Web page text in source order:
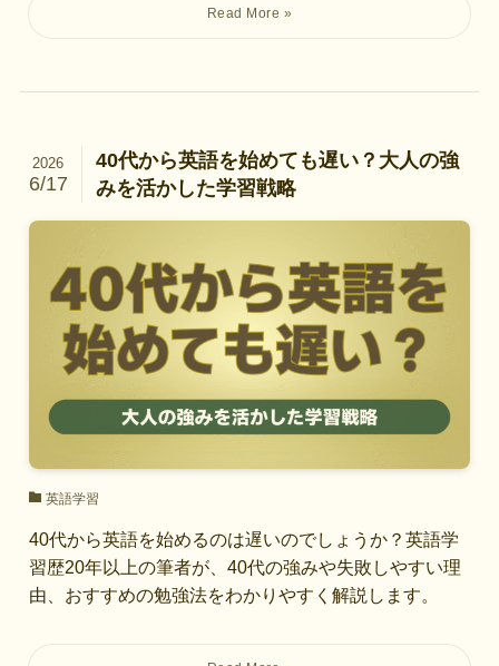
40代から英語を始めても遅い？大人の強
みを活かした学習戦略
2026
6/17
英語学習
40代から英語を始めるのは遅いのでしょうか？英語学
習歴20年以上の筆者が、40代の強みや失敗しやすい理
由、おすすめの勉強法をわかりやすく解説します。